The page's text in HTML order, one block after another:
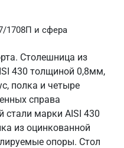
1708П и сфера
Столешница из
430 толщиной 0,8мм,
полка и четыре
справа
стали марки AISI 430
из оцинкованной
опоры. Стол